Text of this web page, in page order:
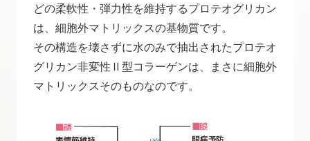
どの柔軟性・弾力性を維持するプロテオグリカン
は、細胞外マトリックスの基物質です。
その構造を壊さずに水のみで抽出されたプロテオ
グリカン非変性Ⅱ型コラーゲンは、まさに細胞外
マトリックスそのものなのです。